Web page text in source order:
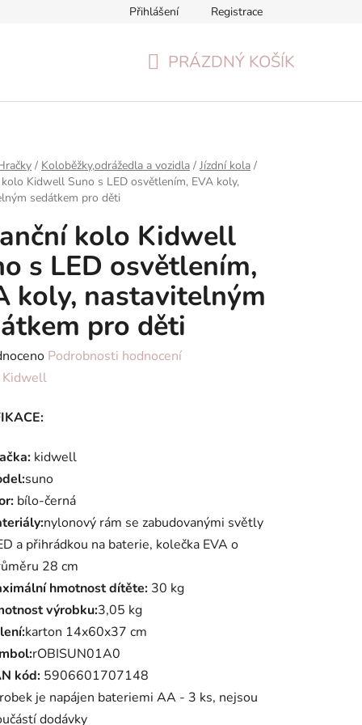
Formulář pro odstoupení od smlouvy Reklamační formulář
Přihlášení Registrace
PRÁZDNÝ KOŠÍK
/ Koloběžky,odrážedla a vozidla / Jízdní kola /
kolo Kidwell Suno s LED osvětlením, EVA koly,
sedátkem pro děti
kolo Kidwell
s LED osvětlením,
koly, nastavitelným
pro děti
Podrobnosti hodnocení
Kidwell
kidwell
suno
bílo-černá
nylonový rám se zabudovanými světly
a přihrádkou na baterie, kolečka EVA o
28 cm
hmotnost dítěte: 30 kg
výrobku:3,05 kg
karton 14x60x37 cm
rOBISUN01A0
kód: 5906601707148
je napájen bateriemi AA - 3 ks, nejsou
dodávky